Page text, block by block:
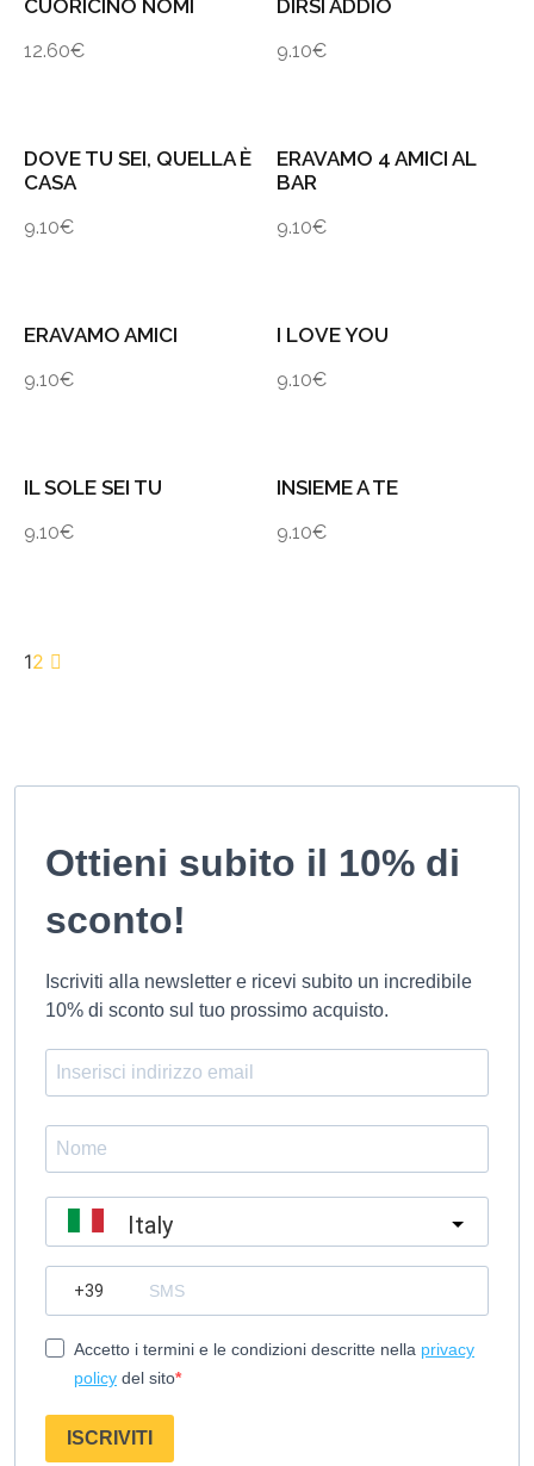
CUORICINO NOMI
12.60€
DIRSI ADDIO
9.10€
DOVE TU SEI, QUELLA È
CASA
9.10€
ERAVAMO 4 AMICI AL
BAR
9.10€
ERAVAMO AMICI
9.10€
I LOVE YOU
9.10€
IL SOLE SEI TU
9.10€
INSIEME A TE
9.10€
12
Ottieni subito il 10% di
sconto!
Iscriviti alla newsletter e ricevi subito un incredibile
10% di sconto sul tuo prossimo acquisto.
Italy
Accetto i termini e le condizioni descritte nella privacy
policy del sito
ISCRIVITI